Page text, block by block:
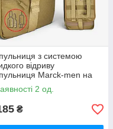
з системою
відриву
Marck-men на
з molle з кишенею
рукавички Койот
2 од.
₴